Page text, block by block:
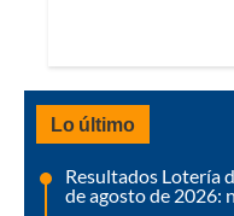
Lo último
Resultados Lotería
de agosto de 2026: